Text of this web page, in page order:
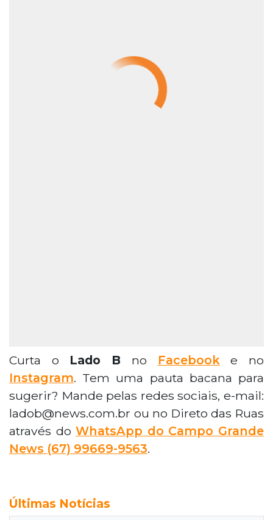
Curta o Lado B no Facebook e no
Instagram. Tem uma pauta bacana para
sugerir? Mande pelas redes sociais, e-mail:
ladob@news.com.br ou no Direto das Ruas
através doWhatsApp do Campo Grande
News (67) 99669-9563.
Últimas Notícias